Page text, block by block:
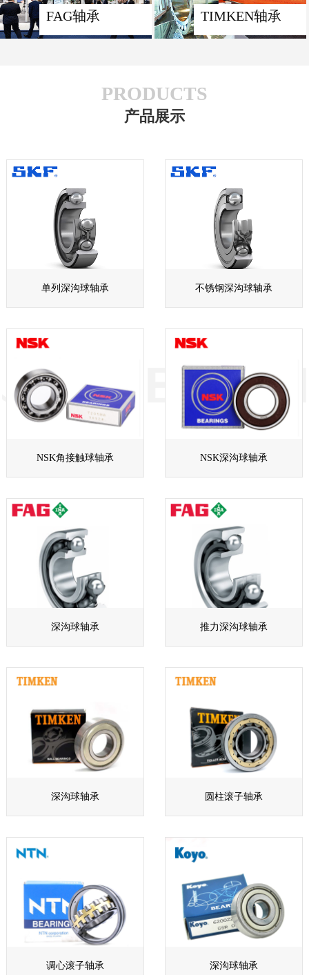
FAG轴承 TIMKEN轴承
PRODUCTS
产品展示
单列深沟球轴承 不锈钢深沟球轴承
NSK角接触球轴承 NSK深沟球轴承
深沟球轴承 推力深沟球轴承
深沟球轴承 圆柱滚子轴承
调心滚子轴承 深沟球轴承